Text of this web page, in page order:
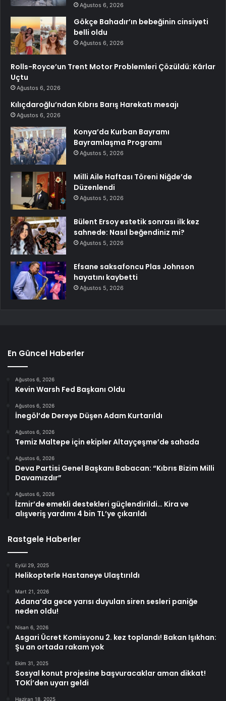
Ağustos 6, 2026
Gökçe Bahadır’ın bebeğinin cinsiyeti
belli oldu
Ağustos 6, 2026
Rolls-Royce’un Trent Motor Problemleri Çözüldü: Kârlar
Uçtu
Ağustos 6, 2026
Kılıçdaroğlu’ndan Kıbrıs Barış Harekatı mesajı
Ağustos 6, 2026
Konya’da Kurban Bayramı
Bayramlaşma Programı
Ağustos 5, 2026
Milli Aile Haftası Töreni Niğde’de
Düzenlendi
Ağustos 5, 2026
Bülent Ersoy estetik sonrası ilk kez
sahnede: Nasıl beğendiniz mi?
Ağustos 5, 2026
Efsane saksafoncu Plas Johnson
hayatını kaybetti
Ağustos 5, 2026
En Güncel Haberler
Ağustos 6, 2026
Kevin Warsh Fed Başkanı Oldu
Ağustos 6, 2026
İnegöl’de Dereye Düşen Adam Kurtarıldı
Ağustos 6, 2026
Temiz Maltepe için ekipler Altayçeşme’de sahada
Ağustos 6, 2026
Deva Partisi Genel Başkanı Babacan: “Kıbrıs Bizim Milli
Davamızdır”
Ağustos 6, 2026
İzmir’de emekli destekleri güçlendirildi… Kira ve
alışveriş yardımı 4 bin TL’ye çıkarıldı
Rastgele Haberler
Eylül 29, 2025
Helikopterle Hastaneye Ulaştırıldı
Mart 21, 2026
Adana’da gece yarısı duyulan siren sesleri paniğe
neden oldu!
Nisan 6, 2026
Asgari Ücret Komisyonu 2. kez toplandı! Bakan Işıkhan:
Şu an ortada rakam yok
Ekim 31, 2025
Sosyal konut projesine başvuracaklar aman dikkat!
TOKİ’den uyarı geldi
Haziran 18, 2025